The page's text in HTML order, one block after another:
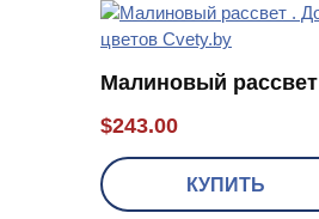
Малиновый рассвет
$243.00
КУПИТЬ